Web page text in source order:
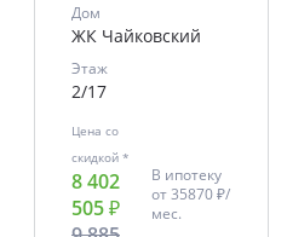
Дом
ЖК Чайковский
Этаж
2/17
Цена со
скидкой *
8 402
505 ₽
В ипотеку
от35870 ₽/
мес.